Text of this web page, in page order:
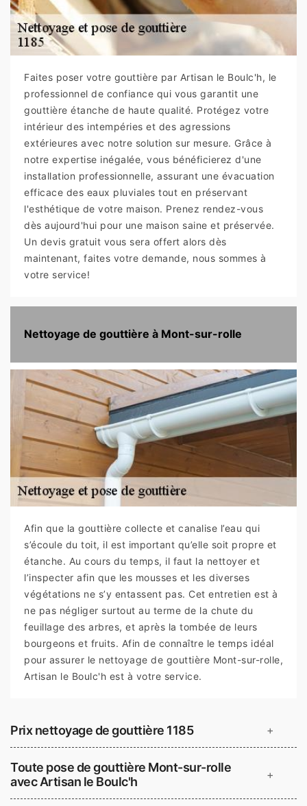
Faites poser votre gouttière par Artisan le Boulc'h, le
professionnel de confiance qui vous garantit une
gouttière étanche de haute qualité. Protégez votre
intérieur des intempéries et des agressions
extérieures avec notre solution sur mesure. Grâce à
notre expertise inégalée, vous bénéficierez d'une
installation professionnelle, assurant une évacuation
efficace des eaux pluviales tout en préservant
l'esthétique de votre maison. Prenez rendez-vous
dès aujourd'hui pour une maison saine et préservée.
Un devis gratuit vous sera offert alors dès
maintenant, faites votre demande, nous sommes à
votre service!
Nettoyage de gouttière à Mont-sur-rolle
Afin que la gouttière collecte et canalise l’eau qui
s’écoule du toit, il est important qu’elle soit propre et
étanche. Au cours du temps, il faut la nettoyer et
l’inspecter afin que les mousses et les diverses
végétations ne s’y entassent pas. Cet entretien est à
ne pas négliger surtout au terme de la chute du
feuillage des arbres, et après la tombée de leurs
bourgeons et fruits. Afin de connaître le temps idéal
pour assurer le nettoyage de gouttière Mont-sur-rolle,
Artisan le Boulc'h est à votre service.
Prix nettoyage de gouttière 1185 +
Toute pose de gouttière Mont-sur-rolle
avec Artisan le Boulc'h
+